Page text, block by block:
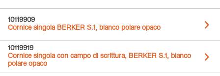
10119909
Cornice singola BERKER S.1, bianco polare opaco
10119919
Cornice singola con campo di scrittura, BERKER S.1, bianco
polare opaco